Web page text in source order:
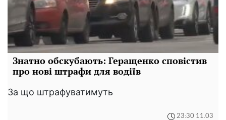
Знатно обскубають: Геращенко сповістив
про нові штрафи для водіїв
За що штрафуватимуть
23:30 11.03